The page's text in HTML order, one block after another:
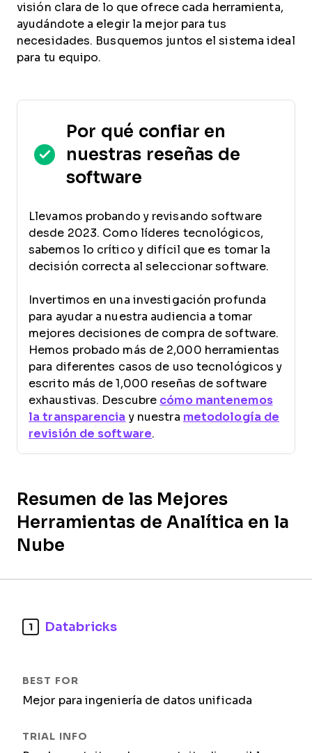
visión clara de lo que ofrece cada herramienta,
ayudándote a elegir la mejor para tus
necesidades. Busquemos juntos el sistema ideal
para tu equipo.
Por qué confiar en
nuestras reseñas de
software
Llevamos probando y revisando software
desde 2023. Como líderes tecnológicos,
sabemos lo crítico y difícil que es tomar la
decisión correcta al seleccionar software.
Invertimos en una investigación profunda
para ayudar a nuestra audiencia a tomar
mejores decisiones de compra de software.
Hemos probado más de 2,000 herramientas
para diferentes casos de uso tecnológicos y
escrito más de 1,000 reseñas de software
exhaustivas. Descubre cómo mantenemos
la transparencia y nuestra metodología de
revisión de software.
Resumen de las Mejores
Herramientas de Analítica en la
Nube
1 Databricks
Mejor para ingeniería de datos unificada